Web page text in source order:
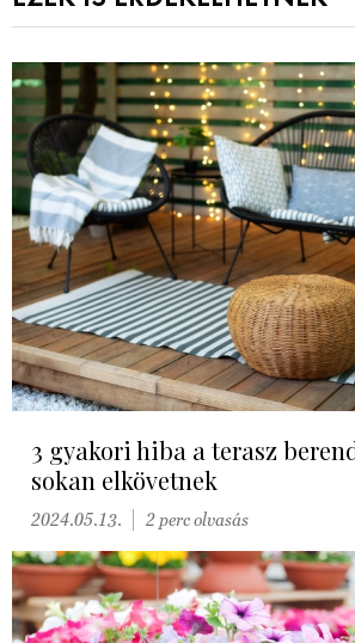
3 gyakori hiba a terasz
sokan elkövetnek
2024.05.13. 2 perc olvasás